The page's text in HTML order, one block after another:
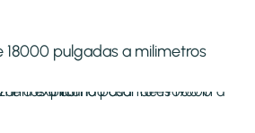
18000 pulgadas a milimetros